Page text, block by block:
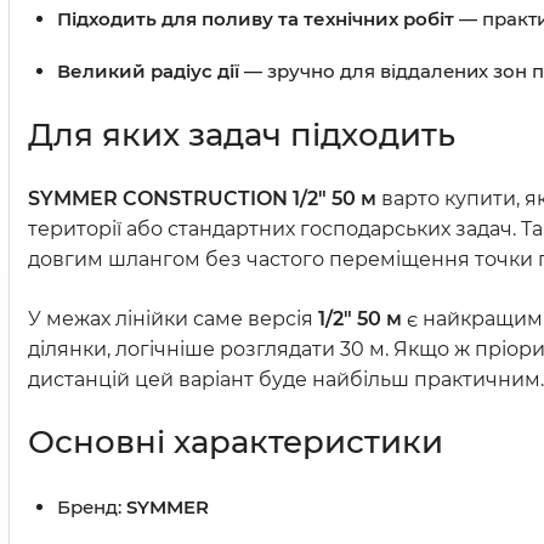
Підходить для поливу та технічних робіт —
Великий радіус дії — зручно для віддалених зон
Для яких задач підходить
SYMMER CONSTRUCTION 1/2" 50 м варто купити,
території або стандартних господарських
довгим шлангом без частого переміщення точки
У межах лінійки саме версія 1/2" 50 м є найкращим
ділянки, логічніше розглядати 30 м. Якщо ж
дистанцій цей варіант буде найбільш практичним.
Основні характеристики
Бренд: SYMMER